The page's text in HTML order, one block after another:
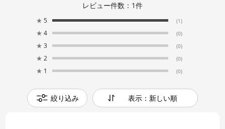
レビュー件数： 1件
★ 5 (1)
★ 4 (0)
★ 3 (0)
★ 2 (0)
★ 1 (0)
絞り込み 表示：新しい順